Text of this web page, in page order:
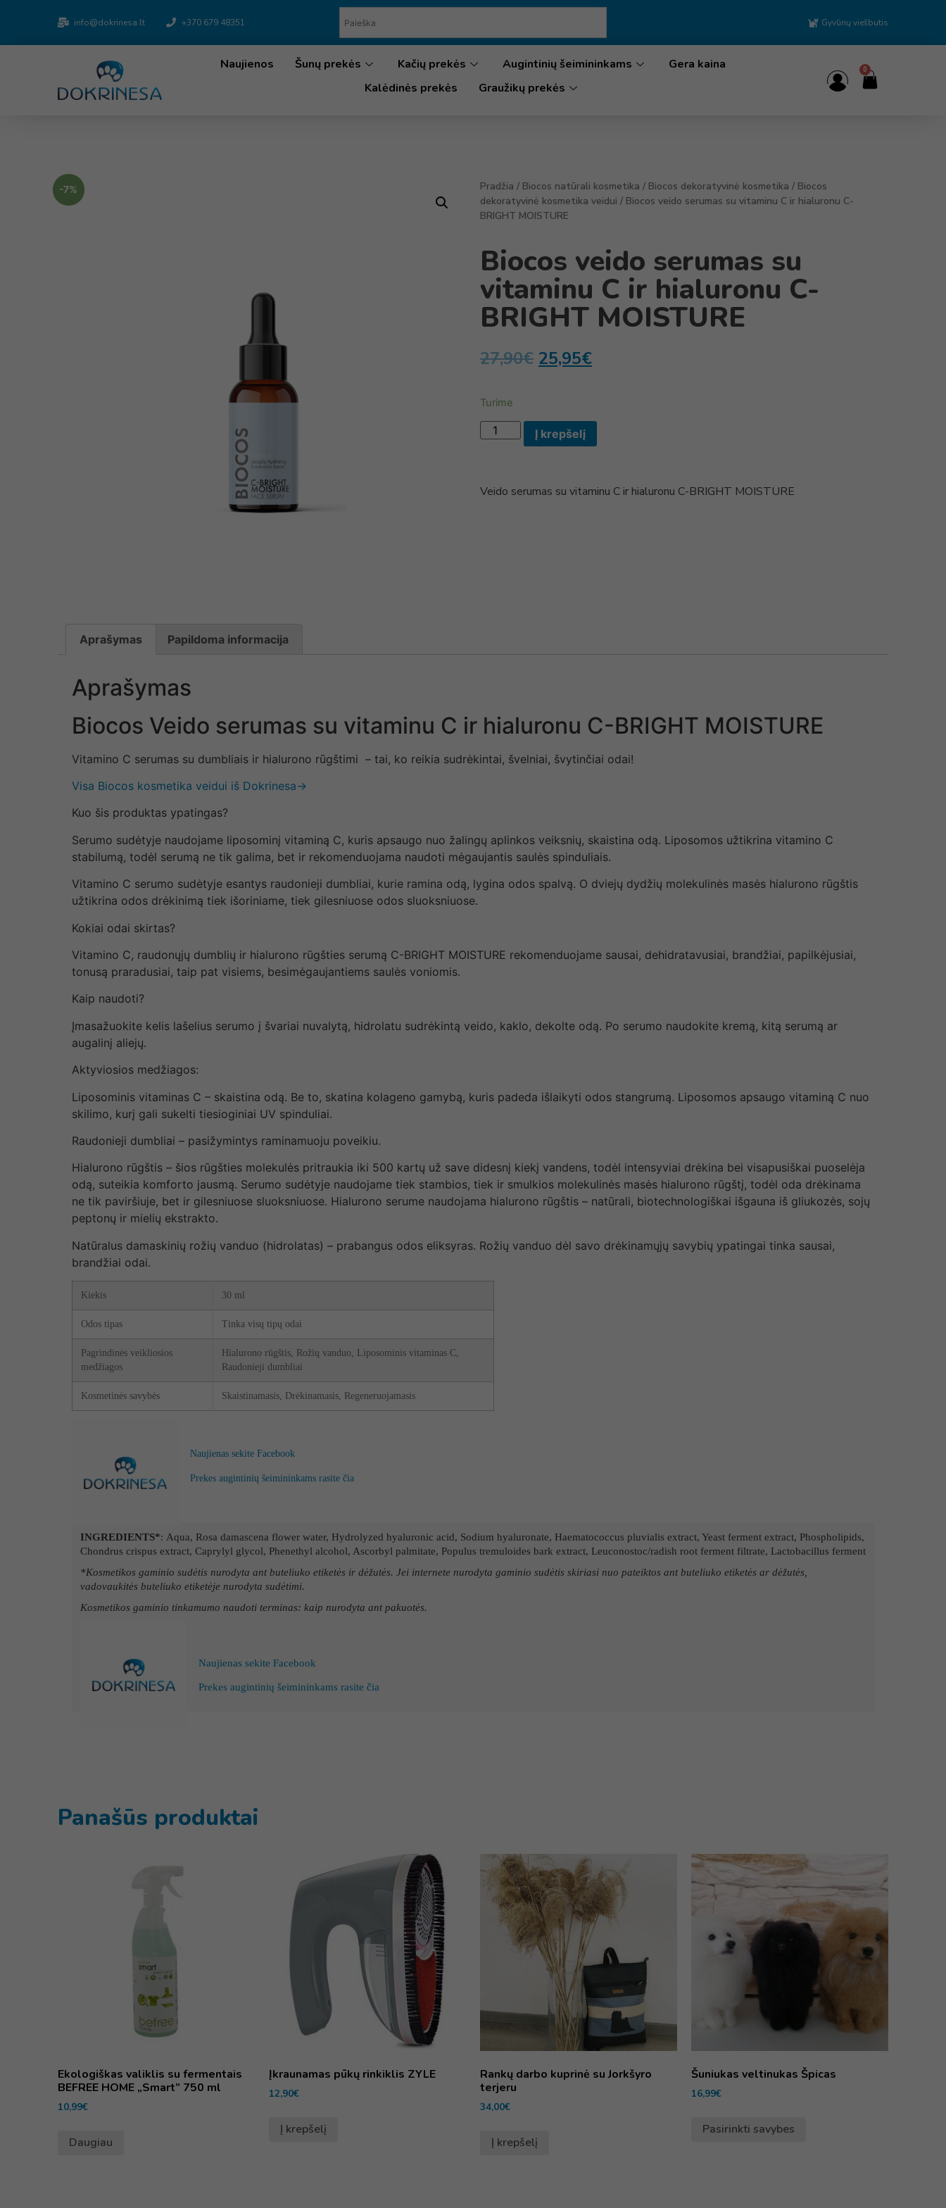
info@dokrinesa.lt +370 679 48351 Gyvūnų viešbutis
Naujienos Šunų prekės Kačių prekės Augintinių šeimininkams
Gera kaina
Kalėdinės prekės
Graužikų prekės
0
-7% Pradžia / Biocos natūrali kosmetika / Biocos dekoratyvinė kosmetika / Biocos
dekoratyvinė kosmetika veidui / Biocos veido serumas su vitaminu C ir hialuronu C-
BRIGHT MOISTURE
Biocos veido serumas su
vitaminu C ir hialuronu C-
BRIGHT MOISTURE
27,90€ 25,95€
Turime
Į krepšelį
Veido serumas su vitaminu C ir hialuronu C-BRIGHT MOISTURE
Aprašymas Papildoma informacija
Aprašymas
Biocos Veido serumas su vitaminu C ir hialuronu C-BRIGHT MOISTURE
Vitamino C serumas su dumbliais ir hialurono rūgštimi – tai, ko reikia sudrėkintai, švelniai, švytinčiai odai!
Visa Biocos kosmetika veidui iš Dokrinesa→
Kuo šis produktas ypatingas?
Serumo sudėtyje naudojame liposominį vitaminą C, kuris apsaugo nuo žalingų aplinkos veiksnių, skaistina odą. Liposomos užtikrina vitamino C
stabilumą, todėl serumą ne tik galima, bet ir rekomenduojama naudoti mėgaujantis saulės spinduliais.
Vitamino C serumo sudėtyje esantys raudonieji dumbliai, kurie ramina odą, lygina odos spalvą. O dviejų dydžių molekulinės masės hialurono rūgštis
užtikrina odos drėkinimą tiek išoriniame, tiek gilesniuose odos sluoksniuose.
Kokiai odai skirtas?
Vitamino C, raudonųjų dumblių ir hialurono rūgšties serumą C-BRIGHT MOISTURE rekomenduojame sausai, dehidratavusiai, brandžiai, papilkėjusiai,
tonusą praradusiai, taip pat visiems, besimėgaujantiems saulės voniomis.
Kaip naudoti?
Įmasažuokite kelis lašelius serumo į švariai nuvalytą, hidrolatu sudrėkintą veido, kaklo, dekolte odą. Po serumo naudokite kremą, kitą serumą ar
augalinį aliejų.
Aktyviosios medžiagos:
Liposominis vitaminas C – skaistina odą. Be to, skatina kolageno gamybą, kuris padeda išlaikyti odos stangrumą. Liposomos apsaugo vitaminą C nuo
skilimo, kurį gali sukelti tiesioginiai UV spinduliai.
Raudonieji dumbliai – pasižymintys raminamuoju poveikiu.
Hialurono rūgštis – šios rūgšties molekulės pritraukia iki 500 kartų už save didesnį kiekį vandens, todėl intensyviai drėkina bei visapusiškai puoselėja
odą, suteikia komforto jausmą. Serumo sudėtyje naudojame tiek stambios, tiek ir smulkios molekulinės masės hialurono rūgštį, todėl oda drėkinama
ne tik paviršiuje, bet ir gilesniuose sluoksniuose. Hialurono serume naudojama hialurono rūgštis – natūrali, biotechnologiškai išgauna iš gliukozės, sojų
peptonų ir mielių ekstrakto.
Natūralus damaskinių rožių vanduo (hidrolatas) – prabangus odos eliksyras. Rožių vanduo dėl savo drėkinamųjų savybių ypatingai tinka sausai,
brandžiai odai.
Kiekis 30 ml
Odos tipas Tinka visų tipų odai
Pagrindinės veikliosios
medžiagos
Hialurono rūgštis, Rožių vanduo, Liposominis vitaminas C,
Raudonieji dumbliai
Kosmetinės savybės Skaistinamasis, Drėkinamasis, Regeneruojamasis
Naujienas sekite Facebook
Prekes augintinių šeimininkams rasite čia
INGREDIENTS*: Aqua, Rosa damascena flower water, Hydrolyzed hyaluronic acid, Sodium hyaluronate, Haematococcus pluvialis extract, Yeast ferment extract, Phospholipids,
Chondrus crispus extract, Caprylyl glycol, Phenethyl alcohol, Ascorbyl palmitate, Populus tremuloides bark extract, Leuconostoc/radish root ferment filtrate, Lactobacillus ferment
*Kosmetikos gaminio sudėtis nurodyta ant buteliuko etiketės ir dėžutės. Jei internete nurodyta gaminio sudėtis skiriasi nuo pateiktos ant buteliuko etiketės ar dėžutės,
vadovaukitės buteliuko etiketėje nurodyta sudėtimi.
Kosmetikos gaminio tinkamumo naudoti terminas: kaip nurodyta ant pakuotės.
Naujienas sekite Facebook
Prekes augintinių šeimininkams rasite čia
Panašūs produktai
Ekologiškas valiklis su fermentais
BEFREE HOME „Smart” 750 ml
10,99€
Daugiau
Įkraunamas pūkų rinkiklis ZYLE
12,90€
Į krepšelį
Rankų darbo kuprinė su Jorkšyro
terjeru
34,00€
Į krepšelį
Šuniukas veltinukas Špicas
16,99€
Pasirinkti savybes